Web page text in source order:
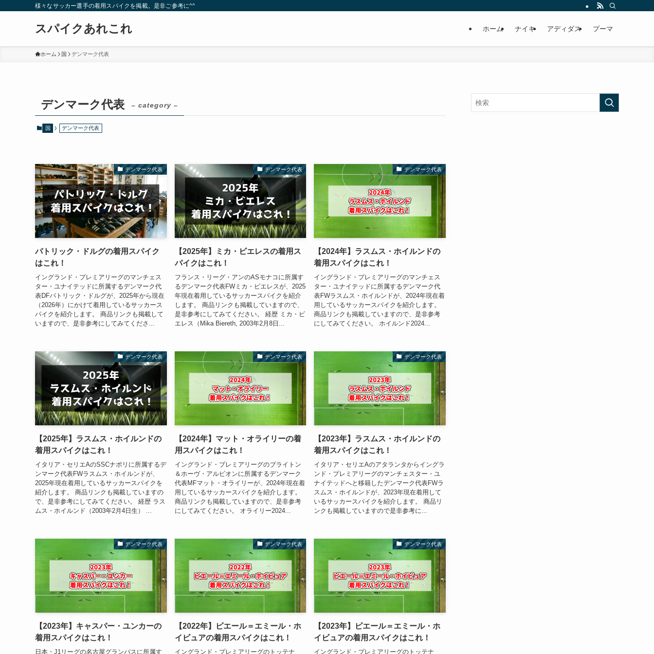
様々なサッカー選手の着用スパイクを掲載。是非ご参考に^^
スパイクあれこれ ホーム ナイキ アディダス プーマ
ホーム 国 デンマーク代表
デンマーク代表 – category –
国 デンマーク代表
デンマーク代表
パトリック・ドルグの着用スパイク
はこれ！
イングランド・プレミアリーグのマンチェス
ター・ユナイテッドに所属するデンマーク代
表DFパトリック・ドルグが、2025年から現在
（2026年）にかけて着用しているサッカース
パイクを紹介します。 商品リンクも掲載して
いますので、是非参考にしてみてくださ...
デンマーク代表
【2025年】ミカ・ビエレスの着用ス
パイクはこれ！
フランス・リーグ・アンのASモナコに所属す
るデンマーク代表FWミカ・ビエレスが、2025
年現在着用しているサッカースパイクを紹介
します。 商品リンクも掲載していますので、
是非参考にしてみてください。 経歴 ミカ・ビ
エレス（Mika Biereth, 2003年2月8日...
デンマーク代表
【2024年】ラスムス・ホイルンドの
着用スパイクはこれ！
イングランド・プレミアリーグのマンチェス
ター・ユナイテッドに所属するデンマーク代
表FWラスムス・ホイルンドが、2024年現在着
用しているサッカースパイクを紹介します。
商品リンクも掲載していますので、是非参考
にしてみてください。 ホイルンド2024...
デンマーク代表
【2025年】ラスムス・ホイルンドの
着用スパイクはこれ！
イタリア・セリエAのSSCナポリに所属するデ
ンマーク代表FWラスムス・ホイルンドが、
2025年現在着用しているサッカースパイクを
紹介します。 商品リンクも掲載していますの
で、是非参考にしてみてください。 経歴 ラス
ムス・ホイルンド（2003年2月4日生） ...
デンマーク代表
【2024年】マット・オライリーの着
用スパイクはこれ！
イングランド・プレミアリーグのブライトン
＆ホーヴ・アルビオンに所属するデンマーク
代表MFマット・オライリーが、2024年現在着
用しているサッカースパイクを紹介します。
商品リンクも掲載していますので、是非参考
にしてみてください。 オライリー2024...
デンマーク代表
【2023年】ラスムス・ホイルンドの
着用スパイクはこれ！
イタリア・セリエAのアタランタからイングラ
ンド・プレミアリーグのマンチェスター・ユ
ナイテッドへと移籍したデンマーク代表FWラ
スムス・ホイルンドが、2023年現在着用して
いるサッカースパイクを紹介します。 商品リ
ンクも掲載していますので是非参考に...
デンマーク代表
【2023年】キャスパー・ユンカーの
着用スパイクはこれ！
日本・J1リーグの名古屋グランパスに所属す
デンマーク代表
【2022年】ピエール＝エミール・ホ
イビュアの着用スパイクはこれ！
イングランド・プレミアリーグのトッテナ
デンマーク代表
【2023年】ピエール＝エミール・ホ
イビュアの着用スパイクはこれ！
イングランド・プレミアリーグのトッテナ